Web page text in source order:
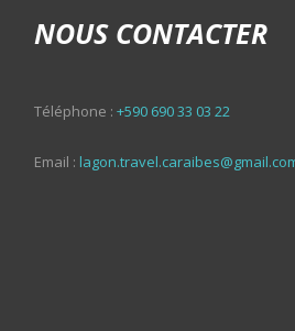
NOUS CONTACTER
Téléphone : +590 690 33 03 22
Email :